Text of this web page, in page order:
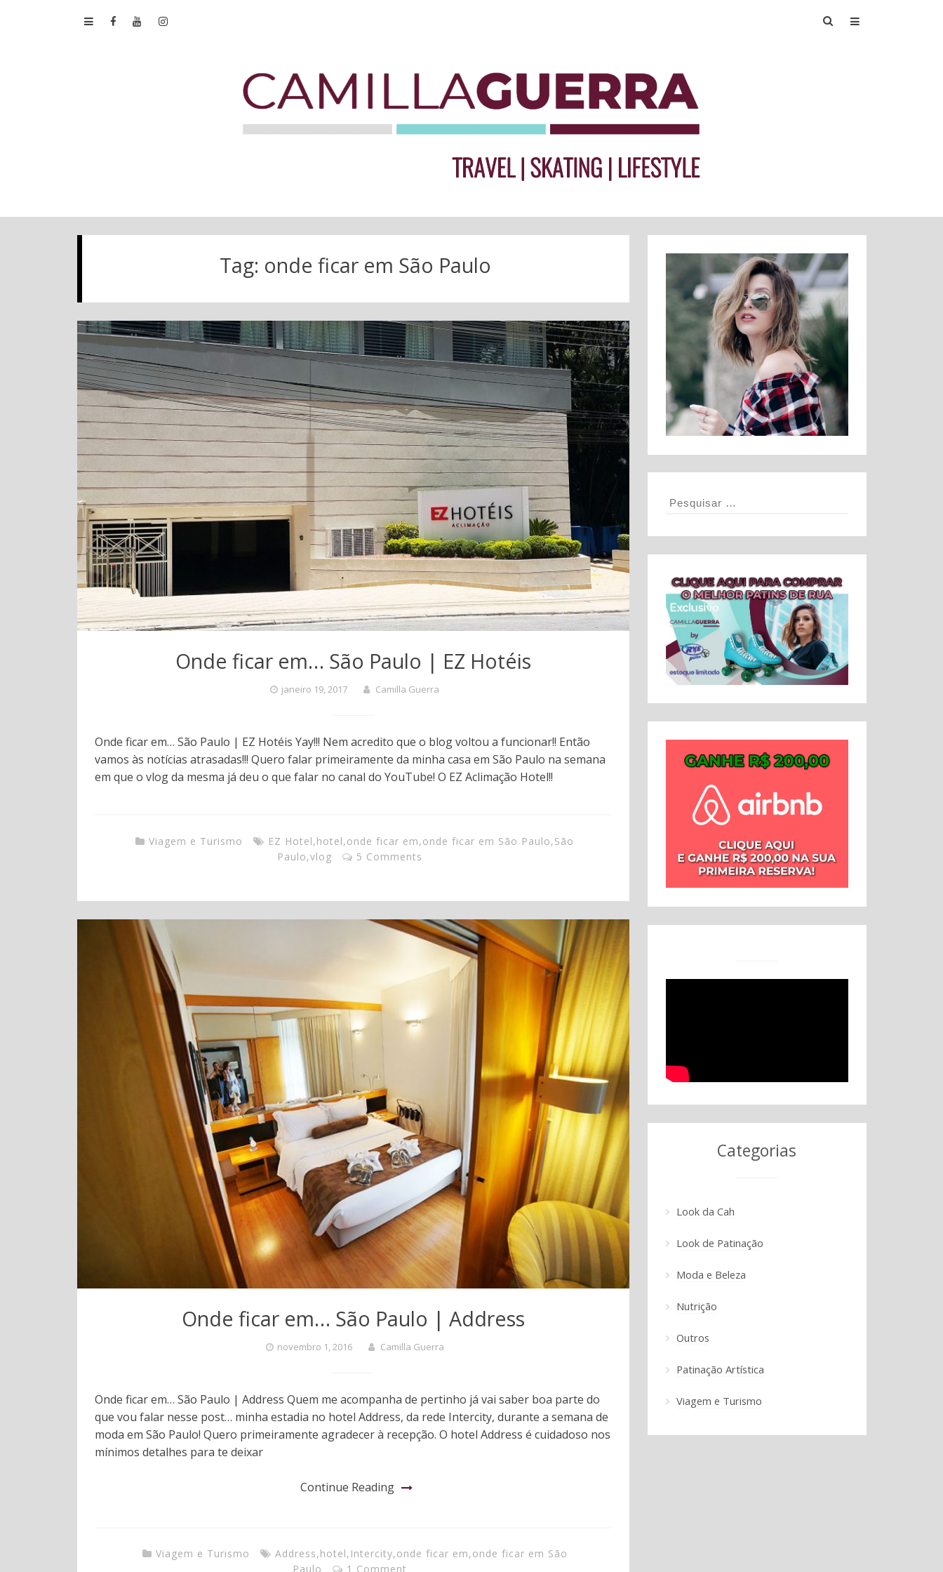
Tag: onde ficar em São Paulo
Onde ficar em… São Paulo | EZ Hotéis
janeiro 19, 2017 Camilla Guerra
Onde ficar em… São Paulo | EZ Hotéis Yay!!! Nem acredito que o blog voltou a funcionar!! Então
vamos às notícias atrasadas!!! Quero falar primeiramente da minha casa em São Paulo na semana
em que o vlog da mesma já deu o que falar no canal do YouTube! O EZ Aclimação Hotel!!
Viagem e Turismo EZ Hotel,hotel,onde ficar em,onde ficar em São Paulo,São
Paulo,vlog 5 Comments
Onde ficar em… São Paulo | Address
novembro 1, 2016 Camilla Guerra
Onde ficar em… São Paulo | Address Quem me acompanha de pertinho já vai saber boa parte do
que vou falar nesse post… minha estadia no hotel Address, da rede Intercity, durante a semana de
moda em São Paulo! Quero primeiramente agradecer à recepção. O hotel Address é cuidadoso nos
mínimos detalhes para te deixar
Continue Reading
Viagem e Turismo Address,hotel, Intercity,onde ficar em,onde ficar em São
Paulo
1 Comment
Categorias
Look da Cah
Look de Patinação
Moda e Beleza
Nutrição
Outros
Patinação Artística
Viagem e Turismo